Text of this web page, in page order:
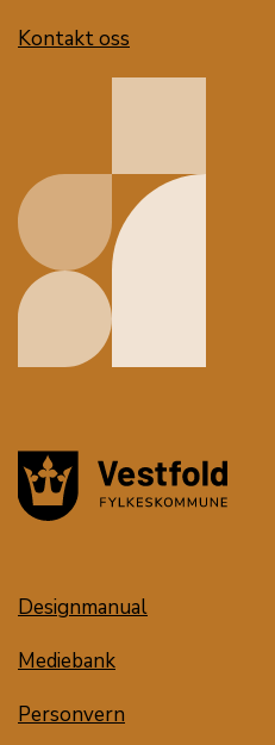
Kontakt oss
Designmanual
Mediebank
Personvern